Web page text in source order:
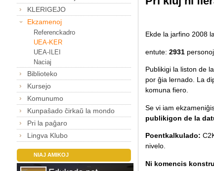
KLERIGEJO
Ekzamenoj
Referenckadro
UEA-KER
UEA-ILEI
Naciaj
Biblioteko
Kursejo
Komunumo
Kunpaŝado ĉirkaŭ la mondo
Pri la paĝaro
Lingva Klubo
NIAJ AMIKOJ
Ekde la jarfino 2008
entute: 2931
Publikigi la liston de
por ĝia lernado. La
komuna fiero.
Se vi iam
publikigon de la
Poentkalkulado:
nivelo.
Ni komencis